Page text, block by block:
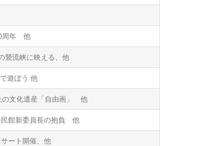
周年 他
鵞流峡に映える、他
遊ぼう 他
の文化遺産「自由画」 他
民館新委員長の抱負 他
ート開催、他